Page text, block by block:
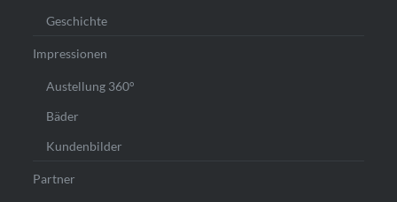
Geschichte
Impressionen
Austellung 360°
Bäder
Kundenbilder
Partner